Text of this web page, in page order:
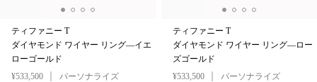
ティファニー T
ダイヤモンド ワイヤー リング—イエ
ローゴールド
¥533,500
パーソナライズ
ティファニー T
ダイヤモンド ワイヤー リング—ロー
ズゴールド
¥533,500
パーソナライズ